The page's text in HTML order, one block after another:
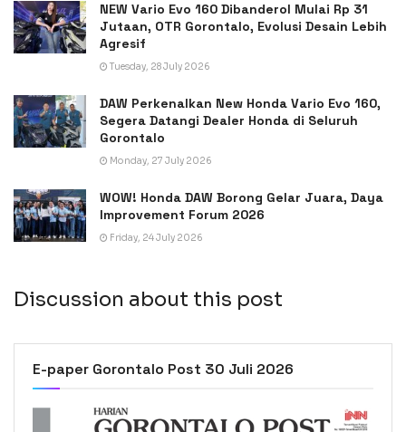
NEW Vario Evo 160 Dibanderol Mulai Rp 31
Jutaan, OTR Gorontalo, Evolusi Desain Lebih
Agresif
Tuesday, 28 July 2026
DAW Perkenalkan New Honda Vario Evo 160,
Segera Datangi Dealer Honda di Seluruh
Gorontalo
Monday, 27 July 2026
WOW! Honda DAW Borong Gelar Juara, Daya
Improvement Forum 2026
Friday, 24 July 2026
Discussion about this post
E-paper Gorontalo Post 30 Juli 2026